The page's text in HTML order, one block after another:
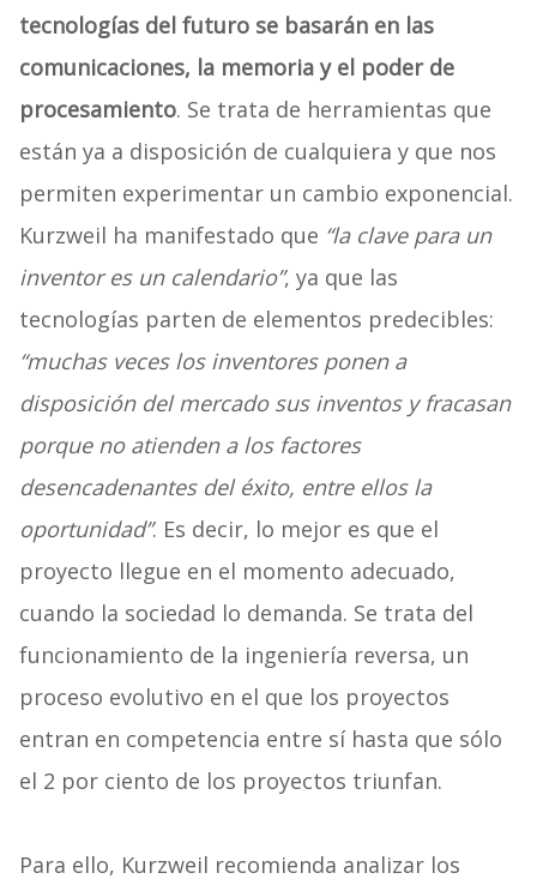
tecnologías del futuro se basarán en las
comunicaciones, la memoria y el poder de
procesamiento. Se trata de herramientas que
están ya a disposición de cualquiera y que nos
permiten experimentar un cambio exponencial.
Kurzweil ha manifestado que “la clave para un
inventor es un calendario”, ya que las
tecnologías parten de elementos predecibles:
“muchas veces los inventores ponen a
disposición del mercado sus inventos y fracasan
porque no atienden a los factores
desencadenantes del éxito, entre ellos la
oportunidad”. Es decir, lo mejor es que el
proyecto llegue en el momento adecuado,
cuando la sociedad lo demanda. Se trata del
funcionamiento de la ingeniería reversa, un
proceso evolutivo en el que los proyectos
entran en competencia entre sí hasta que sólo
el 2 por ciento de los proyectos triunfan.
Para ello, Kurzweil recomienda analizar los